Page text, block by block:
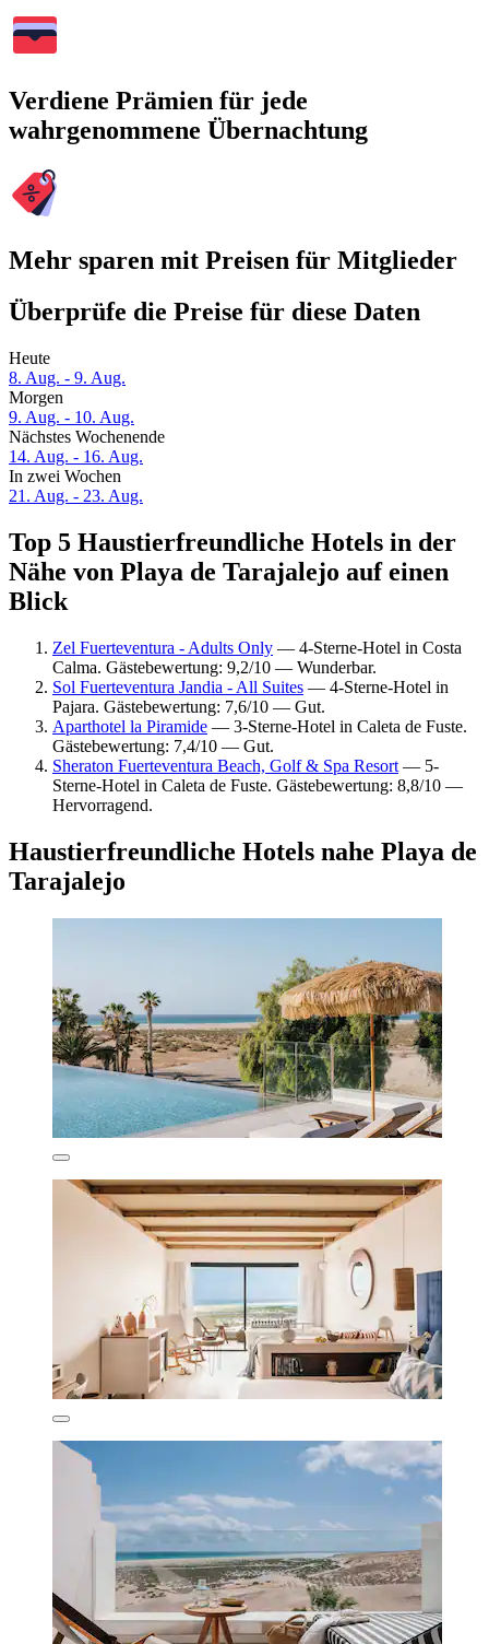
Verdiene Prämien für jede
wahrgenommene Übernachtung
Mehr sparen mit Preisen für Mitglieder
Überprüfe die Preise für diese Daten
Heute
8. Aug. - 9. Aug.
Morgen
9. Aug. - 10. Aug.
Nächstes Wochenende
14. Aug. - 16. Aug.
In zwei Wochen
21. Aug. - 23. Aug.
Top 5 Haustierfreundliche Hotels in der
Nähe von Playa de Tarajalejo auf einen
Blick
Zel Fuerteventura - Adults Only — 4-Sterne-Hotel in Costa
Calma. Gästebewertung: 9,2/10 — Wunderbar.
Sol Fuerteventura Jandia - All Suites — 4-Sterne-Hotel in
Pajara. Gästebewertung: 7,6/10 — Gut.
Aparthotel la Piramide — 3-Sterne-Hotel in Caleta de Fuste.
Gästebewertung: 7,4/10 — Gut.
Sheraton Fuerteventura Beach, Golf & Spa Resort — 5-
Sterne-Hotel in Caleta de Fuste. Gästebewertung: 8,8/10 —
Hervorragend.
Haustierfreundliche Hotels nahe Playa de
Tarajalejo